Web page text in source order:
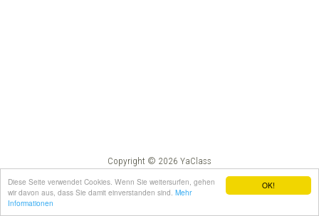
OK!
Diese Seite verwendet Cookies. Wenn Sie weitersurfen, gehen
wir davon aus, dass Sie damit einverstanden sind. Mehr
Informationen
Copyright © 2026 YaClass
Impressum
AGB